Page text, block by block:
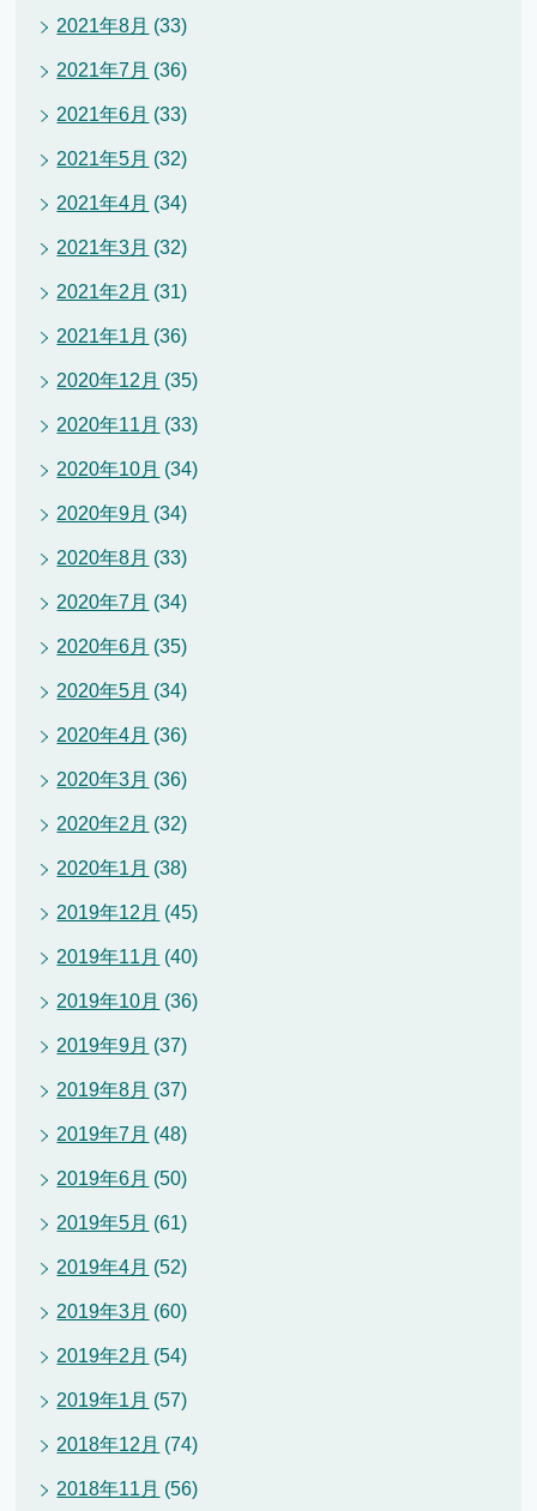
2021年8月 (33)
2021年7月 (36)
2021年6月 (33)
2021年5月 (32)
2021年4月 (34)
2021年3月 (32)
2021年2月 (31)
2021年1月 (36)
2020年12月 (35)
2020年11月 (33)
2020年10月 (34)
2020年9月 (34)
2020年8月 (33)
2020年7月 (34)
2020年6月 (35)
2020年5月 (34)
2020年4月 (36)
2020年3月 (36)
2020年2月 (32)
2020年1月 (38)
2019年12月 (45)
2019年11月 (40)
2019年10月 (36)
2019年9月 (37)
2019年8月 (37)
2019年7月 (48)
2019年6月 (50)
2019年5月 (61)
2019年4月 (52)
2019年3月 (60)
2019年2月 (54)
2019年1月 (57)
2018年12月 (74)
2018年11月 (56)